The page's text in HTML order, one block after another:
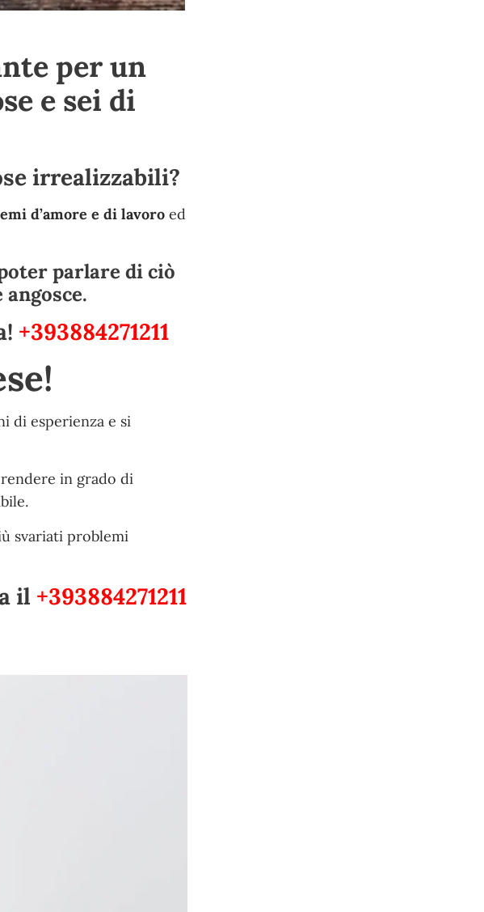
per un
e sei di
irrealizzabili?
d’amore e di lavoro ed
parlare di ciò
+393884271211
di esperienza e si
in grado di
svariati problemi
il +393884271211